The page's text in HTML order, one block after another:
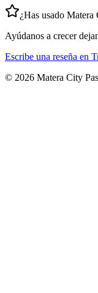
¿Has usado Matera
Ayúdanos a crecer
Escribe una reseña en
© 2026 Matera City